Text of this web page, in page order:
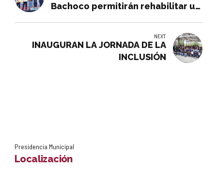
Bachoco permitirán rehabilitar un
NEXT
INAUGURAN LA JORNADA DE LA
INCLUSIÓN
Presidencia Municipal
Localización